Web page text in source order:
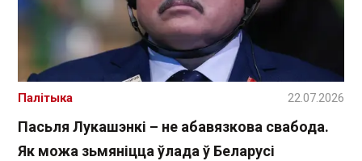
Пасьля Лукашэнкі – не абавязкова свабода.
Як можа зьмяніцца ўлада ў Беларусі
Палітыка 22.07.2026